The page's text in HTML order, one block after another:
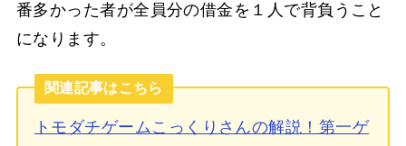
番多かった者が全員分の借金を１人で背負うこと
になります。
関連記事はこちら
トモダチゲームこっくりさんの解説！第一ゲ